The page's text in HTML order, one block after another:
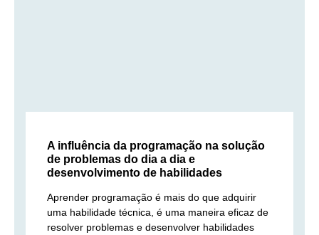
A influência da programação na solução
de problemas do dia a dia e
desenvolvimento de habilidades
Aprender programação é mais do que adquirir
uma habilidade técnica, é uma maneira eficaz de
resolver problemas e desenvolver habilidades